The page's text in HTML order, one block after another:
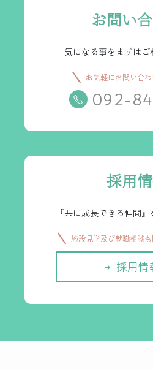
お問い
気になる事をまずはご
お気軽にお問い合
092-
採用
『共に成長できる仲間』
施設見学及び就職相談
採用情